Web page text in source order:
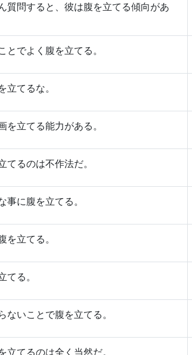
質問すると、彼は腹を立てる傾向があ
とでよく腹を立てる。
立てるな。
を立てる能力がある。
てるのは不作法だ。
事に腹を立てる。
を立てる。
てる。
ないことで腹を立てる。
立てるのは全く当然だ。